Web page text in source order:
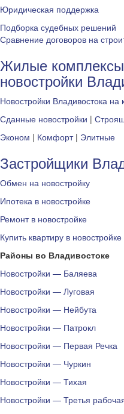
Юридическая поддержка
Подборка судебных решений
Сравнение договоров на
Жилые комплексы
новостройки
Новостройки Владивостока на
Сданные новостройки |
Эконом | Комфорт| Элитные
Застройщики
Обмен на новостройку
Ипотека в новостройке
Ремонт в новостройке
Купить квартиру в новостройке
Районы во Владивостоке
Новостройки — Баляева
Новостройки — Луговая
Новостройки — Нейбута
Новостройки — Патрокл
Новостройки — Первая Речка
Новостройки — Чуркин
Новостройки — Тихая
Новостройки — Третья